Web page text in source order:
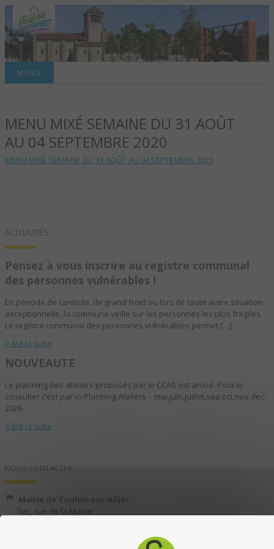
TOULON-SUR-
ALLIER – SITE
OFFICIEL DE LA
MENU
MENU MIXÉ SEMAINE DU 31 AOÛT
AU 04 SEPTEMBRE 2020
MENU MIXÉ SEMAINE DU 31 AOÛT AU 04 SEPTEMBRE 2020
ACTUALITÉS
Pensez à vous inscrire au registre communal
des personnes vulnérables !
En période de canicule, de grand froid ou lors de toute autre situation
exceptionnelle, la commune veille sur les personnes les plus fragiles.
Le registre communal des personnes vulnérables permet […]
> lire la suite
NOUVEAUTE
Le planning des ateliers proposés par le CCAS est arrivé. Pour le
consulter c’est par ici Planning Ateliers – mai.juin.juillet.sep.oct.nov.dec-
2026
> lire la suite
NOUS CONTACTER
Mairie de Toulon-sur-Allier
1ter, rue de la Mairie